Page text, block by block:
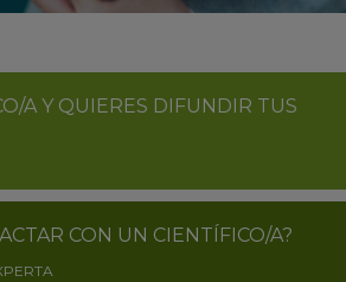
A Y QUIERES DIFUNDIR TUS
CON UN CIENTÍFICO/A?